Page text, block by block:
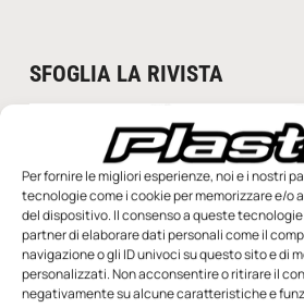
Per fornire le migliori esperienze, noi e i nostri
tecnologie come i cookie per memorizzare e/o
del dispositivo. Il consenso a queste
partner di elaborare dati personali come il
navigazione o gli ID univoci su questo sito e di
personalizzati. Non acconsentire o ritirare il
negativamente su alcune caratteristiche e
SFOGLIA LA RIVISTA
n.5 - Giugno 2026 n.4 - Maggio 2026